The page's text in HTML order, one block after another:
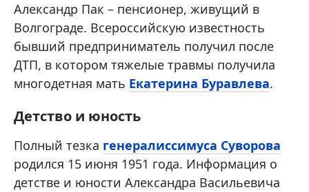
Александр Пак – пенсионер, живущий в
Волгограде. Всероссийскую известность
бывший предприниматель получил после
ДТП, в котором тяжелые травмы получила
многодетная мать Екатерина Буравлева.
Детство и юность
Полный тезка генералиссимуса Суворова
родился 15 июня 1951 года. Информация о
детстве и юности Александра Васильевича